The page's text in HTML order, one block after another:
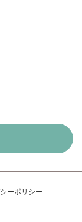
ーポリシー